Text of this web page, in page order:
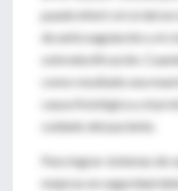
puede inferir el rol del
de anticoagulación y el
sobredosificación.
como resultado una
causa fisiológica y el
cuidado del paciente.
Para lograr sistemas de
mejoras en seguridad